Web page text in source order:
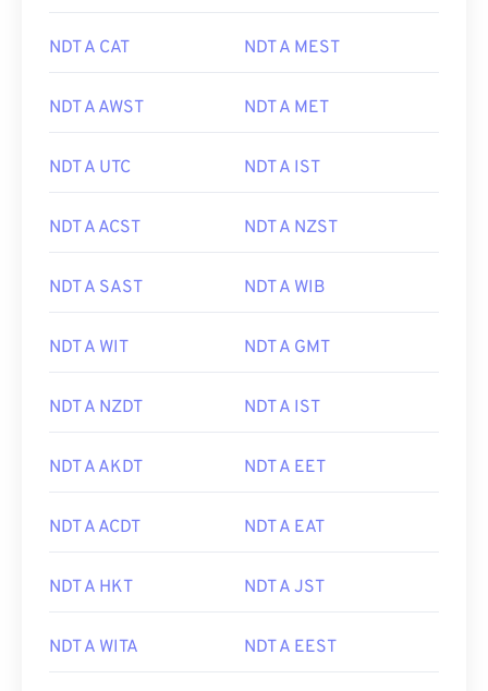
NDT A CAT NDT A MEST
NDT A AWST NDT A MET
NDT A UTC NDT A IST
NDT A ACST NDT A NZST
NDT A SAST NDT A WIB
NDT A WIT NDT A GMT
NDT A NZDT NDT A IST
NDT A AKDT NDT A EET
NDT A ACDT NDT A EAT
NDT A HKT NDT A JST
NDT A WITA NDT A EEST